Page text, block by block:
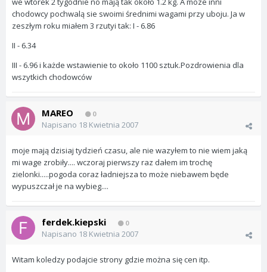
chodowcy pochwalą sie swoimi średnimi wagami przy uboju. Ja w
zeszłym roku miałem 3 rzutyi tak: I - 6.86
II - 6.34
III - 6.96 i każde wstawienie to około 1100 sztuk.Pozdrowienia dla
wszytkich chodowców
MAREO 0
Napisano 18 Kwietnia 2007
moje mają dzisiaj tydzień czasu, ale nie wazyłem to nie wiem jaką
mi wage zrobiły.... wczoraj pierwszy raz dałem im trochę
zielonki.....pogoda coraz ładniejsza to może niebawem będe
wypuszczał je na wybieg....
ferdek.kiepski 0
Napisano 18 Kwietnia 2007
Witam koledzy podajcie strony gdzie można się cen itp.